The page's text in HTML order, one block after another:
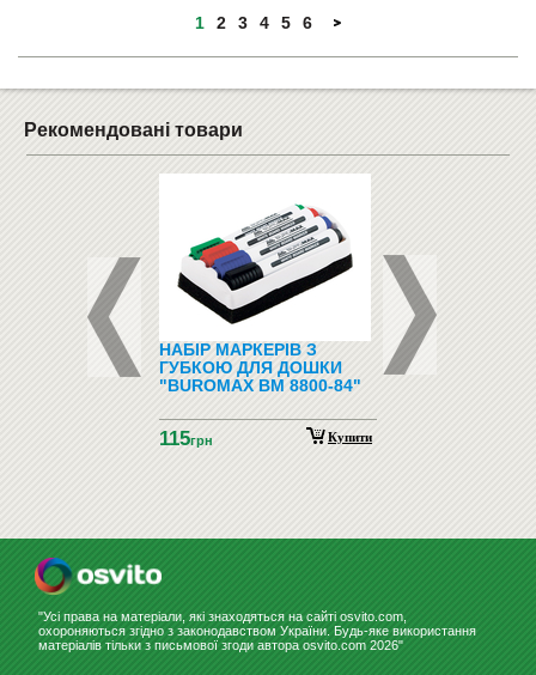
1 2 3 4 5 6
Рекомендовані товари
НАБІР МАРКЕРІВ З
ГУБКОЮ ДЛЯ ДОШКИ
"BUROMAX BM 8800-84"
115грн Купити
ПІДЛОГОВІ
"Усі права на матеріали, які знаходяться на сайті osvito.com,
охороняються згідно з законодавством України. Будь-яке використання
матеріалів тільки з письмової згоди автора osvito.com 2026"